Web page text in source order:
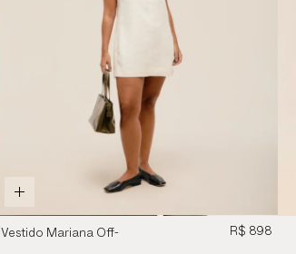
Vestido Mariana Off-
R$ 898